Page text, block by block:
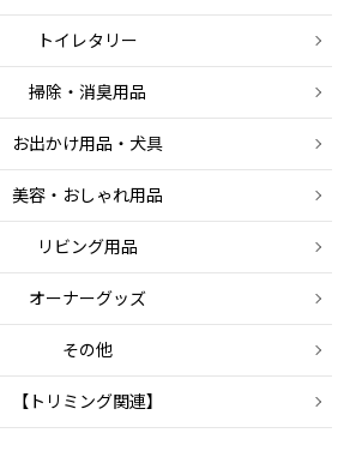
トイレタリー
掃除・消臭用品
お出かけ用品・犬具
美容・おしゃれ用品
リビング用品
オーナーグッズ
その他
【トリミング関連】